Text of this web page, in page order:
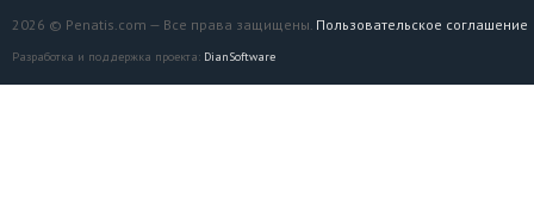
2026 © Penatis.com — Все права защищены. Пользовательское соглашение
Разработка и поддержка проекта: DianSoftware